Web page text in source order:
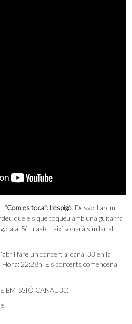
“Com es toca”: L’espigó. Desvetllarem
que els que toqueu amb una guitarra
al 5è traste i així sonarà similar al
faré un concert al canal 33 en la
22:28h. Els concerts comencena
EMISSIÓ CANAL 33)